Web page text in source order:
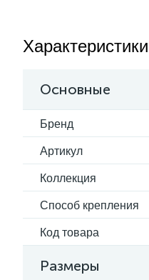
Характеристики
Основные
Бренд
Артикул
Коллекция
Способ крепления
Код товара
Размеры